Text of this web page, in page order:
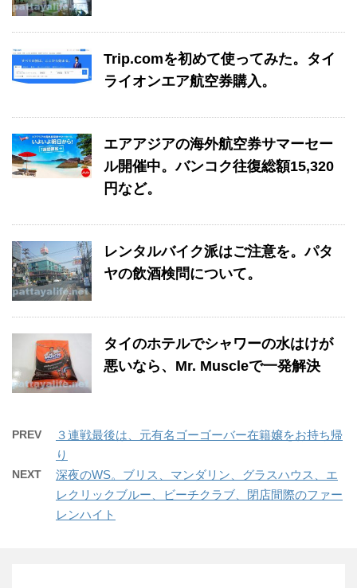
Trip.comを初めて使ってみた。タイ
ライオンエア航空券購入。
エアアジアの海外航空券サマーセー
ル開催中。バンコク往復総額15,320
円など。
レンタルバイク派はご注意を。パタ
ヤの飲酒検問について。
タイのホテルでシャワーの水はけが
悪いなら、Mr. Muscleで一発解決
PREV
３連戦最後は、元有名ゴーゴーバー在籍嬢をお持ち帰
り
NEXT
深夜のWS。ブリス、マンダリン、グラスハウス、エ
レクリックブルー、ビーチクラブ、閉店間際のファー
レンハイト